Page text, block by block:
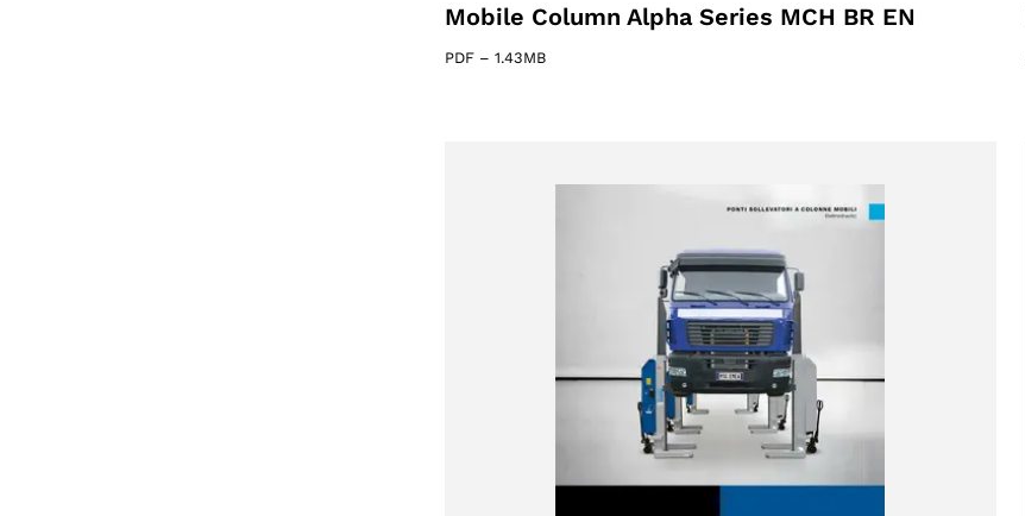
Mobile Column Alpha Series MCH BR EN
PDF – 1.43MB